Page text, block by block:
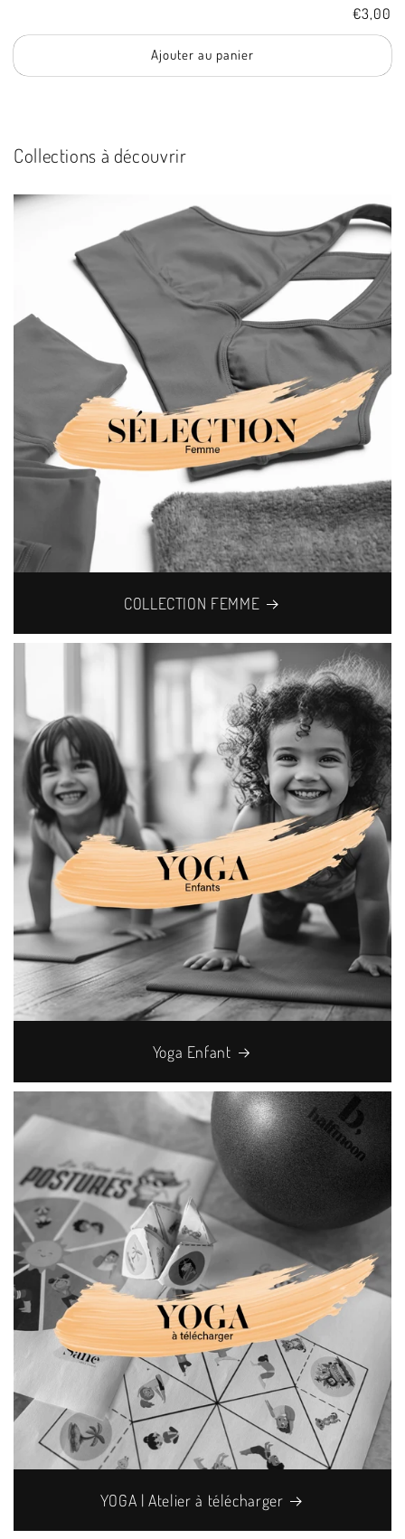
Tarif
€3,00
Ajouter au panier
Collections à découvrir
COLLECTION FEMME
Yoga Enfant
YOGA | Atelier à télécharger